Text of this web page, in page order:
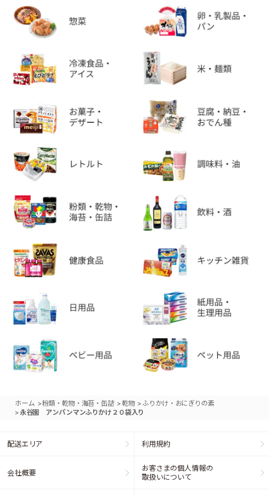
ホーム >粉類・乾物・海苔・缶詰 >乾物 >ふりかけ・おにぎりの素
>永谷園 アンパンマンふりかけ２０袋入り
配送エリア 利用規約
会社概要
お客さまの個人情報の
取扱いについて